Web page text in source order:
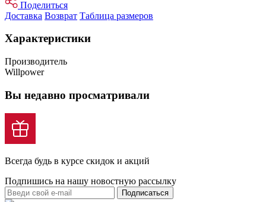
Поделиться
Доставка Возврат Таблица размеров
Характеристики
Производитель
Willpower
Вы недавно просматривали
Всегда будь в курсе скидок и акций
Подпишись на нашу новостную рассылку
Подписаться